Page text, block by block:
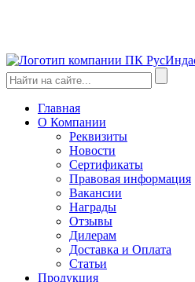
Главная
О Компании
Реквизиты
Новости
Сертификаты
Правовая информация
Вакансии
Награды
Отзывы
Дилерам
Доставка и Оплата
Статьи
Продукция